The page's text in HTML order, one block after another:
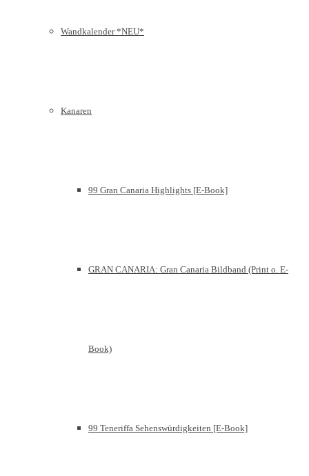
Wandkalender *NEU*
Kanaren
99 Gran Canaria Highlights [E-Book]
GRAN CANARIA: Gran Canaria Bildband (Print o. E-
Book)
99 Teneriffa Sehenswürdigkeiten [E-Book]